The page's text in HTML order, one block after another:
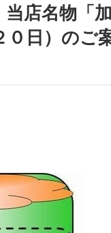
当店名物「
日）のご